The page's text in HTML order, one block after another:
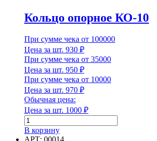
Диаметр
Диаметр внутренний
Диаметр внутренний
Кольцо опорное КО-10
При сумме чека от 100000
Цена за шт. 930 ₽
При сумме чека от 35000
Цена за шт. 950 ₽
При сумме чека от 10000
Цена за шт. 970 ₽
Обычная цена:
Цена за шт. 1000 ₽
Количество
товара
Кольцо
В корзину
АРТ: 00014